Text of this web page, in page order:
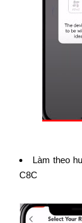
Làm theo
C8C